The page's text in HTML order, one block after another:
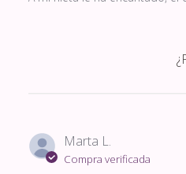
Marta L.
Compra verificada